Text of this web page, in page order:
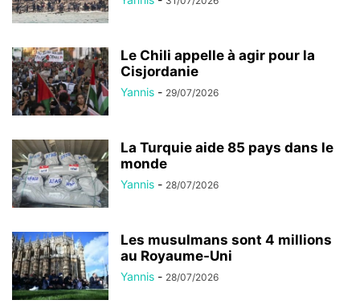
Le Chili appelle à agir pour la
Cisjordanie
Yannis - 29/07/2026
La Turquie aide 85 pays dans le
monde
Yannis - 28/07/2026
Les musulmans sont 4 millions
au Royaume-Uni
Yannis - 28/07/2026